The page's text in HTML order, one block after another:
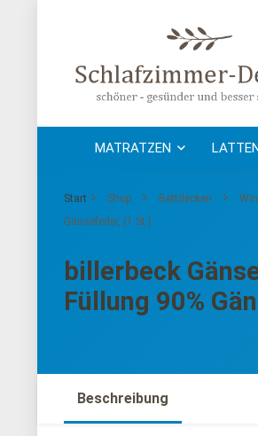
MATRATZEN
Start Shop Bettdecken
Gänsefeder, (1 St.)
billerbeck
Füllung 90%
Beschreibung